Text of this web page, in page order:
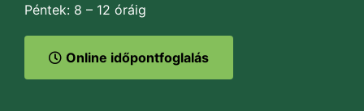
Péntek: 8 – 12 óráig
Online időpontfoglalás